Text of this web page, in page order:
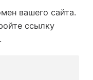
вашего сайта.
ссылку